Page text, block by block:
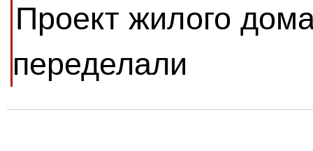
Проект жилого
переделали